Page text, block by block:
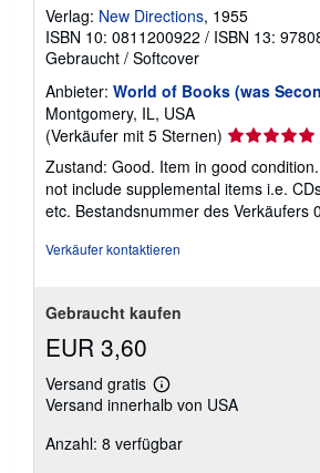
Verlag: New Directions, 1955
ISBN 10: 0811200922 / ISBN 13:
Gebraucht / Softcover
Anbieter: World of Books (was
Montgomery, IL, USA
(Verkäufer mit 5 Sternen)
von
5
Sternen
Zustand: Good. Item in good
not include supplemental items i.e.
etc. Bestandsnummer des Verkäufers
Verkäufer kontaktieren
Gebraucht kaufen
EUR 3,60
Versand gratis
Weitere
Informationen
Versandkosten
Versand innerhalb von USA
Anzahl: 8 verfügbar